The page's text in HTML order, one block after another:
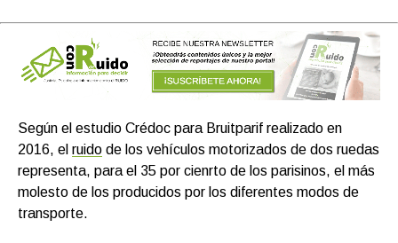
Según el estudio Crédoc para Bruitparif realizado en
2016, el ruido de los vehículos motorizados de dos ruedas
representa, para el 35 por cienrto de los parisinos, el más
molesto de los producidos por los diferentes modos de
transporte.